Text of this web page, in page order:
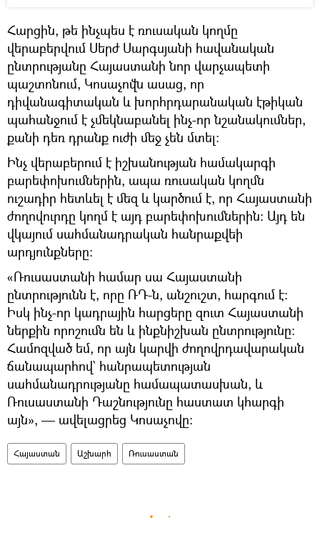
Հարցին, թե ինչպես է ռուսական կողմը
վերաբերվում Սերժ Սարգսյանի հավանական
ընտրությանը Հայաստանի նոր վարչապետի
պաշտոնում, Կոսաչովն ասաց, որ
դիվանագիտական և խորհրդարանական էթիկան
պահանջում է չմեկնաբանել ինչ-որ նշանակումներ,
քանի դեռ դրանք ուժի մեջ չեն մտել։
Ինչ վերաբերում է իշխանության համակարգի
բարեփոխումներին, ապա ռուսական կողմն
ուշադիր հետևել է մեզ և կարծում է, որ Հայաստանի
ժողովուրդը կողմ է այդ բարեփոխումներին։ Այդ են
վկայում սահմանադրական հանրաքվեի
արդյունքները։
«Ռուսաստանի համար սա Հայաստանի
ընտրությունն է, որը ՌԴ-ն, անշուշտ, հարգում է։
Իսկ ինչ-որ կադրային հարցերը զուտ Հայաստանի
ներքին որոշումն են և ինքնիշխան ընտրությունը։
Համոզված եմ, որ այն կարվի ժողովրդավարական
ճանապարհով` հանրապետության
սահմանադրությանը համապատասխան, և
Ռուսաստանի Դաշնությունը հաստատ կհարգի
այն», — ավելացրեց Կոսաչովը։
Հայաստան Աշխարհ Ռուսաստան